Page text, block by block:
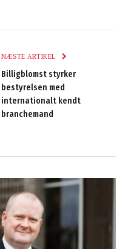
NÆSTE ARTIKEL
Billigblomst styrker
bestyrelsen med
internationalt kendt
branchemand